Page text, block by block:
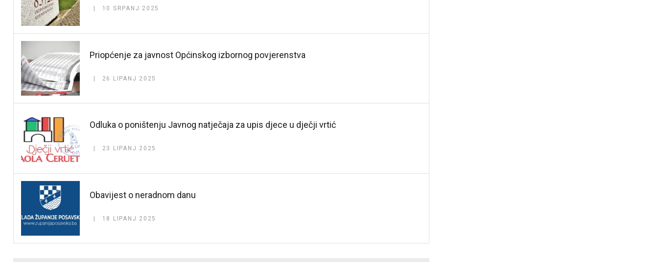
10 SRPANJ 2025
Priopćenje za javnost Općinskog izbornog povjerenstva
26 LIPANJ 2025
Odluka o poništenju Javnog natječaja za upis djece u dječji vrtić
23 LIPANJ 2025
Obavijest o neradnom danu
18 LIPANJ 2025